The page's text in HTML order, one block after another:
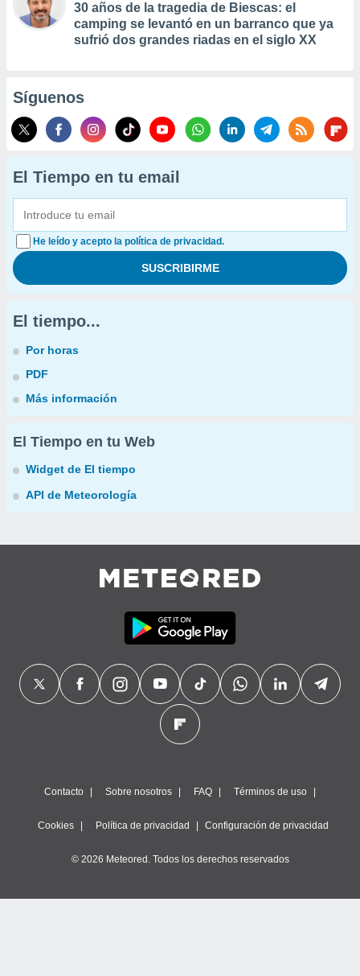
30 años de la tragedia de Biescas: el
camping se levantó en un barranco que ya
sufrió dos grandes riadas en el siglo XX
Síguenos
El Tiempo en tu email
He leído y acepto la política de privacidad.
El tiempo...
Por horas
PDF
Más información
El Tiempo en tu Web
Widget de El tiempo
API de Meteorología
Contacto Sobre nosotros FAQ Términos de uso
Cookies Política de privacidad Configuración de privacidad
© 2026 Meteored. Todos los derechos reservados